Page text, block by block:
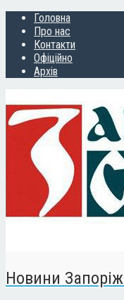
Головна
Про нас
Контакти
Офіційно
Архів
Новини